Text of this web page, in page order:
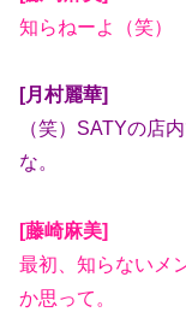
知らねーよ（笑）
[月村麗華]
（笑）SATYの店
な。
[藤崎麻美]
最初、知らないメ
か思って。